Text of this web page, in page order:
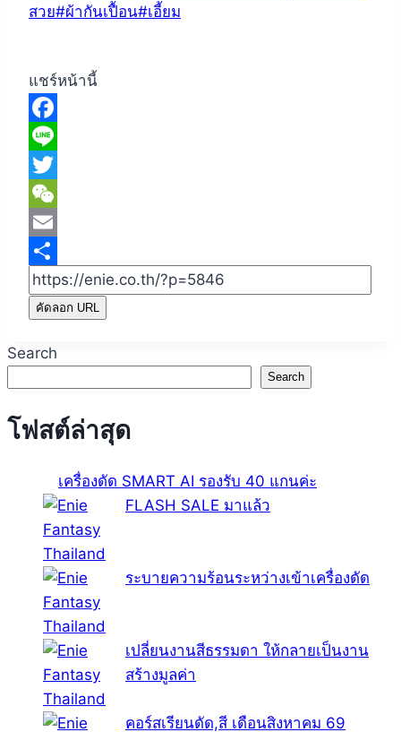
Tags:
สวย#ผ้ากันเปื้อน#เอี้ยม
แชร์หน้านี้
Facebook
Line
Twitter
WeChat
Email
Share
คัดลอก URL
Search
Search
โฟสต์ล่าสุด
เครื่องดัด SMART AI รองรับ 40 แกนค่ะ
FLASH SALE มาแล้ว
ระบายความร้อนระหว่างเข้าเครื่องดัด
เปลี่ยนงานสีธรรมดา ให้กลายเป็นงาน
สร้างมูลค่า
คอร์สเรียนดัด,สี เดือนสิงหาคม 69